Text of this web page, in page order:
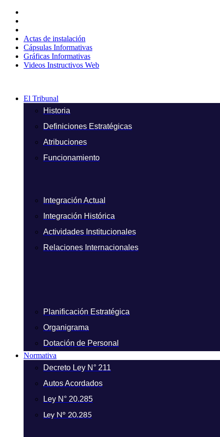
contenido
Actas de instalación
Cápsulas Informativas
Gráficas Informativas
Videos Instructivos Web
El Tribunal
Historia
Definiciones Estratégicas
Atribuciones
Funcionamiento
Integración Actual
Integración Histórica
Actividades Institucionales
Relaciones Internacionales
Planificación Estratégica
Organigrama
Dotación de Personal
Normativa
Decreto Ley N° 211
Autos Acordados
Ley N° 20.285
Ley N° 20.285